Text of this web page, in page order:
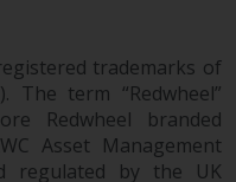
eine
zum
oder
die
seiner
trademarks of
The term “Redwheel”
Redwheel branded
Asset Management
regulated by the UK